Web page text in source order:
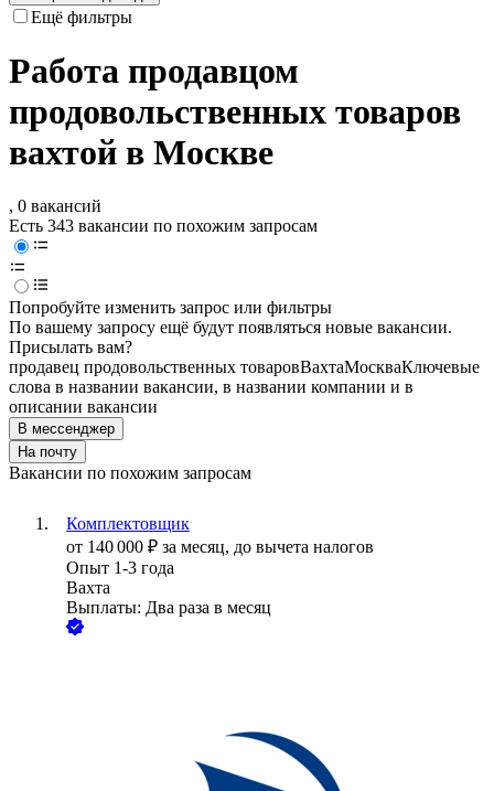
Ещё фильтры
Работа продавцом
продовольственных товаров
вахтой в Москве
, 0 вакансий
Есть 343 вакансии по похожим запросам
Попробуйте изменить запрос или фильтры
По вашему запросу ещё будут появляться новые вакансии.
Присылать вам?
продавец продовольственных товаровВахтаМоскваКлючевые
слова в названии вакансии, в названии компании и в
описании вакансии
В мессенджер
На почту
Вакансии по похожим запросам
Комплектовщик
от 140 000 ₽ за месяц, до вычета налогов
Опыт 1-3 года
Вахта
Выплаты: Два раза в месяц